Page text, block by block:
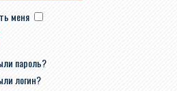
меня
пароль?
логин?